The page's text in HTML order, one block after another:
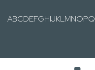
ABCDEFGHIJKLMNOPQ